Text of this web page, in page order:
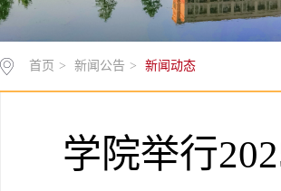
首页 > 新闻公告 > 新闻动态
学院举行